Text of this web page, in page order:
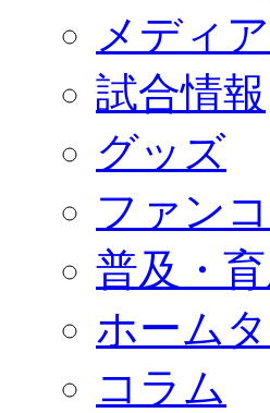
2026/27ファンコミュ
サポートショップ
GOODS
オフィシャルストア（
オンラインストア
ACADEMY
アカデミーについて
コーチ&スタッフ
ジュニア
ジュニアユース
ユース
練習拠点（ナラディ
SCHOOL
CLUB
パートナー募集
クラブ理念
メディア
試合情報
グッズ
ファン
普及・
ホーム
コラム